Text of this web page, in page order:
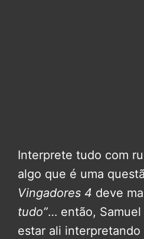
Interprete tudo com
algo que é uma
Vingadores 4 deve
tudo”… então,
estar ali interpretando